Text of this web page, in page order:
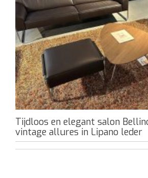
Tijdloos en elegant salon
vintage allures in Lipano leder